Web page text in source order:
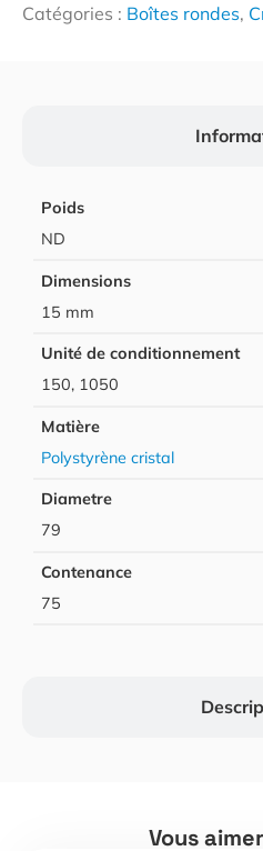
Catégories : Boîtes rondes,
Poids
ND
Dimensions
15 mm
Unité de conditionnement
150, 1050
Matière
Polystyrène cristal
Diametre
79
Contenance
75
Vous